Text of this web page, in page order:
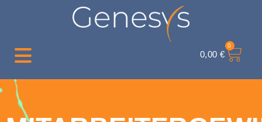
0,00 €
0